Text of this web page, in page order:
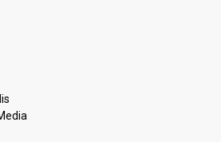
Devisa Akhir Juli
Pasien BPJS Kesehatan Viral
RSCM Terbatas
Senjata, Yayasan Sekolah: Tak